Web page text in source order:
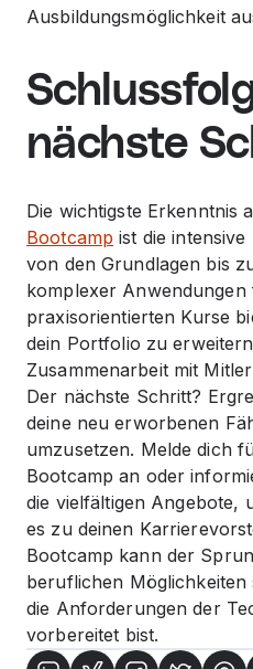
Ausbildungsmöglichkeit
nächste
Die wichtigste Erkenntnis
Bootcamp ist die
von den Grundlagen bis
komplexer Anwendungen
praxisorientierten Kurse
dein Portfolio zu
Zusammenarbeit mit
Der nächste Schritt?
deine neu erworbenen
umzusetzen. Melde dich
Bootcamp an oder
die vielfältigen Angebote,
es zu deinen
Bootcamp kann der
beruflichen Möglichkeiten
die Anforderungen der
vorbereitet bist.